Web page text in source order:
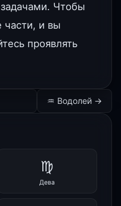
Чтобы
части, и вы
проявлять
♒ Водолей →
♍
Дева